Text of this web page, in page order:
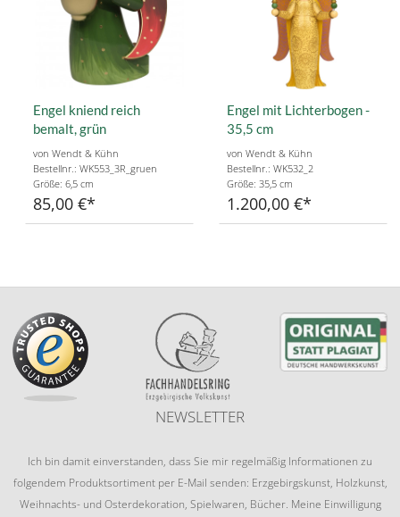
Engel kniend reich
bemalt, grün
von Wendt & Kühn
Bestellnr.: WK553_3R_gruen
Größe: 6,5 cm
85,00 €
Engel mit Lichterbogen -
35,5 cm
von Wendt & Kühn
Bestellnr.: WK532_2
Größe: 35,5 cm
1.200,00 €
NEWSLETTER
Ich bin damit einverstanden, dass Sie mir regelmäßig Informationen zu
folgendem Produktsortiment per E-Mail senden: Erzgebirgskunst, Holzkunst,
Weihnachts- und Osterdekoration, Spielwaren, Bücher. Meine Einwilligung